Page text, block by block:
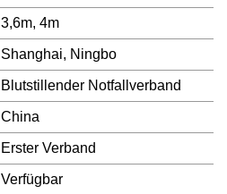
3,6m, 4m
Shanghai, Ningbo
Blutstillender Notfallverband
China
Erster Verband
Verfügbar